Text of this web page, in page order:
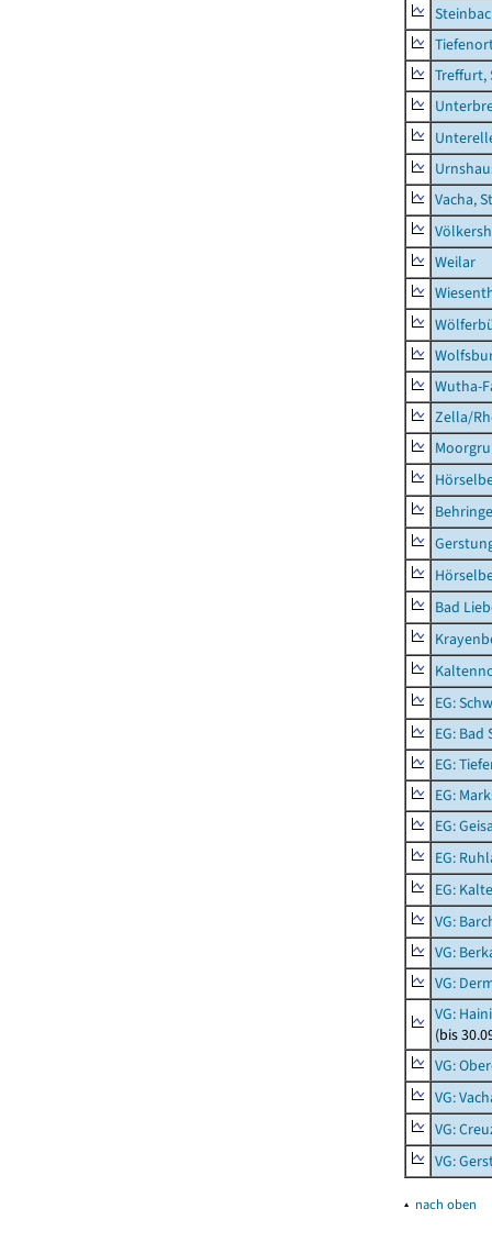
Treffurt,
Vacha,
Weilar
Wutha-
Zella/
Bad
EG:
EG:
EG:
EG:
EG:
EG:
EG:
VG:
VG:
VG:
VG:
(bis
VG:
VG:
VG:
VG:
▴ nach oben